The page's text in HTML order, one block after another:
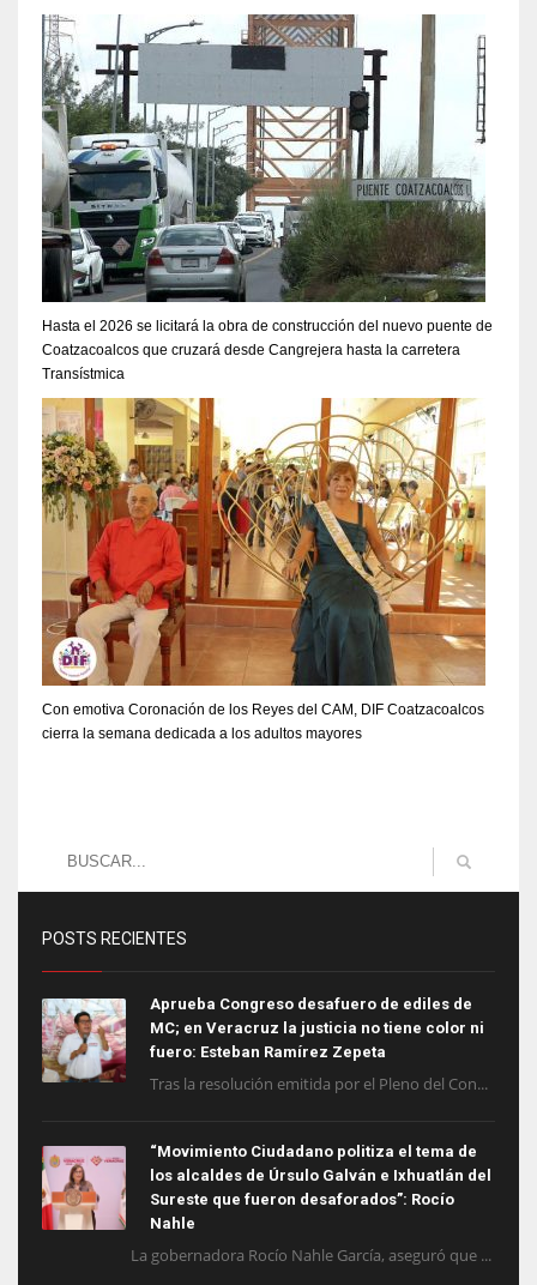
Hasta el 2026 se licitará la obra de construcción del nuevo puente de
Coatzacoalcos que cruzará desde Cangrejera hasta la carretera
Transístmica
Con emotiva Coronación de los Reyes del CAM, DIF Coatzacoalcos
cierra la semana dedicada a los adultos mayores
POSTS RECIENTES
Aprueba Congreso desafuero de ediles de
MC; en Veracruz la justicia no tiene color ni
fuero: Esteban Ramírez Zepeta
Tras la resolución emitida por el Pleno del Con...
“Movimiento Ciudadano politiza el tema de
los alcaldes de Úrsulo Galván e Ixhuatlán del
Sureste que fueron desaforados”: Rocío
Nahle
La gobernadora Rocío Nahle García, aseguró que ...